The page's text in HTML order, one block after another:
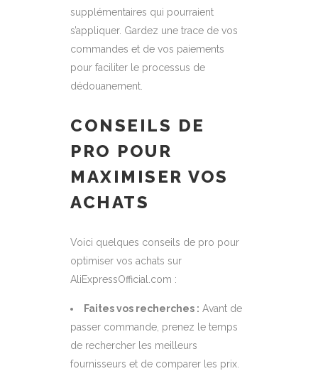
supplémentaires qui pourraient
s’appliquer. Gardez une trace de vos
commandes et de vos paiements
pour faciliter le processus de
dédouanement.
CONSEILS DE
PRO POUR
MAXIMISER VOS
ACHATS
Voici quelques conseils de pro pour
optimiser vos achats sur
AliExpressOfficial.com :
Faites vos recherches : Avant de
passer commande, prenez le temps
de rechercher les meilleurs
fournisseurs et de comparer les prix.